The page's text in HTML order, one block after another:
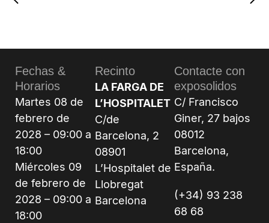
Fechas &
Horarios
Martes 08 de
febrero de
2028 – 09:00 a
18:00
Miércoles 09
de febrero de
2028 – 09:00 a
18:00
Recinto
LA FARGA DE
L’HOSPITALET
C/de
Barcelona, 2
08901
L’Hospitalet de
Llobregat
Barcelona
Contacte con
exposolidos
C/ Francisco
Giner, 27 bajos
08012
Barcelona,
España.
(+34) 93 238
68 68